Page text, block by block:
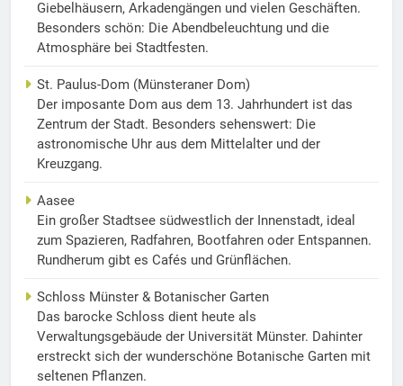
Giebelhäusern, Arkadengängen und vielen Geschäften.
Besonders schön: Die Abendbeleuchtung und die
Atmosphäre bei Stadtfesten.
St. Paulus-Dom (Münsteraner Dom)
Der imposante Dom aus dem 13. Jahrhundert ist das
Zentrum der Stadt. Besonders sehenswert: Die
astronomische Uhr aus dem Mittelalter und der
Kreuzgang.
Aasee
Ein großer Stadtsee südwestlich der Innenstadt, ideal
zum Spazieren, Radfahren, Bootfahren oder Entspannen.
Rundherum gibt es Cafés und Grünflächen.
Schloss Münster & Botanischer Garten
Das barocke Schloss dient heute als
Verwaltungsgebäude der Universität Münster. Dahinter
erstreckt sich der wunderschöne Botanische Garten mit
seltenen Pflanzen.